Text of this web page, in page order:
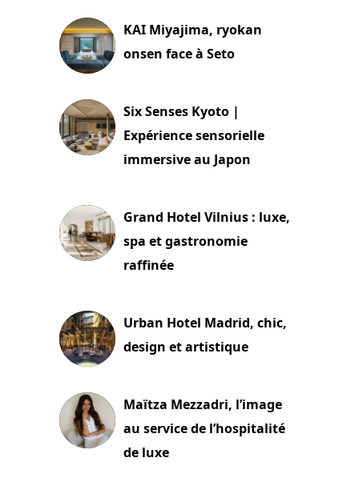
KAI Miyajima, ryokan
onsen face à Seto
Six Senses Kyoto |
Expérience sensorielle
immersive au Japon
Grand Hotel Vilnius : luxe,
spa et gastronomie
raffinée
Urban Hotel Madrid, chic,
design et artistique
Maïtza Mezzadri, l’image
au service de l’hospitalité
de luxe